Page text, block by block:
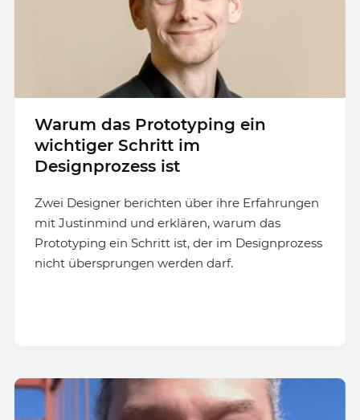
Warum das Prototyping ein
wichtiger Schritt im
Designprozess ist
Zwei Designer berichten über ihre Erfahrungen
mit Justinmind und erklären, warum das
Prototyping ein Schritt ist, der im Designprozess
nicht übersprungen werden darf.